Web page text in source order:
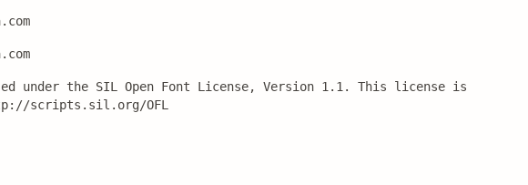
under the SIL Open Font License, Version 1.1. This license is
scripts.sil.org/OFL